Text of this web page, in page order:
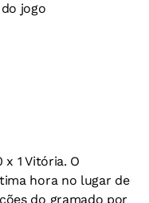
jogo
1 Vitória. O
hora no lugar de
do gramado por